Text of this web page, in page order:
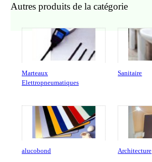
Autres produits de la catégorie
Marteaux
Elettropneumatiques
Sanitaire
alucobond Architecture